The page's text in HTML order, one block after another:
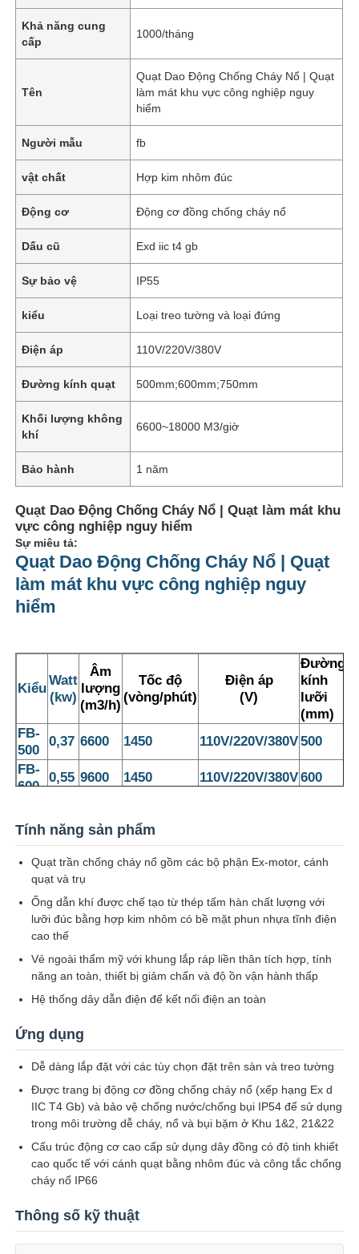
Nhà
Sản phẩm
Về chúng tôi
Tham quan nhà máy
Kiểm soát chất lượng
Liên hệ chúng tôi
Yêu cầu báo giá
Chiếu sáng chống cháy nổ
quạt chống cháy nổ
Khả năng cung
cấp
1000/tháng
Tên
Quạt Dao Động Chống Cháy Nổ | Quạt
làm mát khu vực công nghiệp nguy
hiểm
Người mẫu fb
vật chất Hợp kim nhôm đúc
Động cơ Động cơ đồng chống cháy nổ
Dấu cũ Exd iic t4 gb
Sự bảo vệ IP55
kiểu Loại treo tường và loại đứng
Điện áp 110V/220V/380V
Đường kính quạt 500mm;600mm;750mm
Khối lượng không
khí
6600~18000 M3/giờ
Bảo hành 1 năm
Quạt Dao Động Chống Cháy Nổ | Quạt làm mát khu
vực công nghiệp nguy hiểm
Sự miêu tả:
Quạt Dao Động Chống Cháy Nổ | Quạt
làm mát khu vực công nghiệp nguy
hiểm
Kiểu
Watt
(kw)
Âm
lượng
(m3/h)
Tốc độ
(vòng/phút)
Điện áp
(V)
Đường
kính
lưỡi
(mm)
FB-
500
0,37 6600 1450 110V/220V/380V500
FB-
600
0,55 9600 1450 110V/220V/380V600
750
Tính năng sản phẩm
Quạt trần chống cháy nổ gồm các bộ phận Ex-motor, cánh
quạt và trụ
Ống dẫn khí được chế tạo từ thép tấm hàn chất lượng với
lưỡi đúc bằng hợp kim nhôm có bề mặt phun nhựa tĩnh điện
cao thế
Vẻ ngoài thẩm mỹ với khung lắp ráp liền thân tích hợp, tính
năng an toàn, thiết bị giảm chấn và độ ồn vận hành thấp
Hệ thống dây dẫn điện để kết nối điện an toàn
Ứng dụng
Dễ dàng lắp đặt với các tùy chọn đặt trên sàn và treo tường
Được trang bị động cơ đồng chống cháy nổ (xếp hạng Ex d
IIC T4 Gb) và bảo vệ chống nước/chống bụi IP54 để sử dụng
trong môi trường dễ cháy, nổ và bụi bặm ở Khu 1&2, 21&22
Cấu trúc động cơ cao cấp sử dụng dây đồng có độ tinh khiết
cao quốc tế với cánh quạt bằng nhôm đúc và công tắc chống
cháy nổ IP66
Thông số kỹ thuật